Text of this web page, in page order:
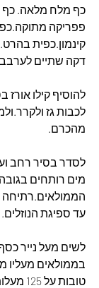
כף מלח מלאה. כף
פפריקה
קינמון.כפית בהרט.
דקה שתיים
להוסיף קילו
לכבות גז
מהכרם.
לסדר בסיר רחב
מים רותחים
הממולאים.רתיחה
עד ספיגת הנוזלים.
לשים מעל נייר
בממולאים מעליו
טובות על 125 מעלות...